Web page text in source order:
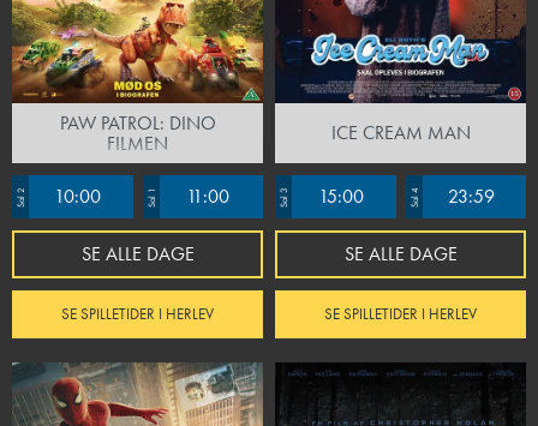
PAW PATROL: DINO
FILMEN
Sal 2 10:00 Sal 1 11:00
SE ALLE DAGE
SE SPILLETIDER I HERLEV
ICE CREAM MAN
Sal 3 15:00 Sal 4 23:59
SE ALLE DAGE
SE SPILLETIDER I HERLEV